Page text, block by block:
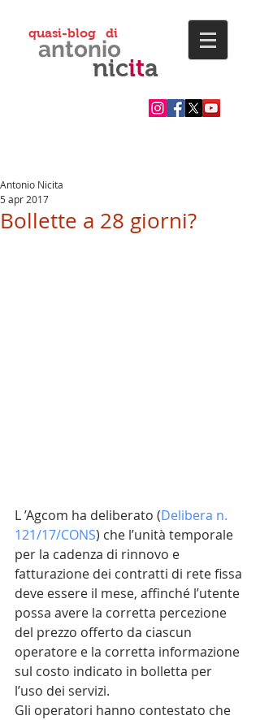
quasi-blog di
nicita
Bollette a 28 giorni?
Antonio Nicita
5 apr 2017
L ’Agcom ha deliberato (Delibera n.
121/17/CONS) che l’unità temporale
per la cadenza di rinnovo e
fatturazione dei contratti di rete fissa
deve essere il mese, affinché l’utente
possa avere la corretta percezione
del prezzo offerto da ciascun
operatore e la corretta informazione
sul costo indicato in bolletta per
l’uso dei servizi.
Gli operatori hanno contestato che